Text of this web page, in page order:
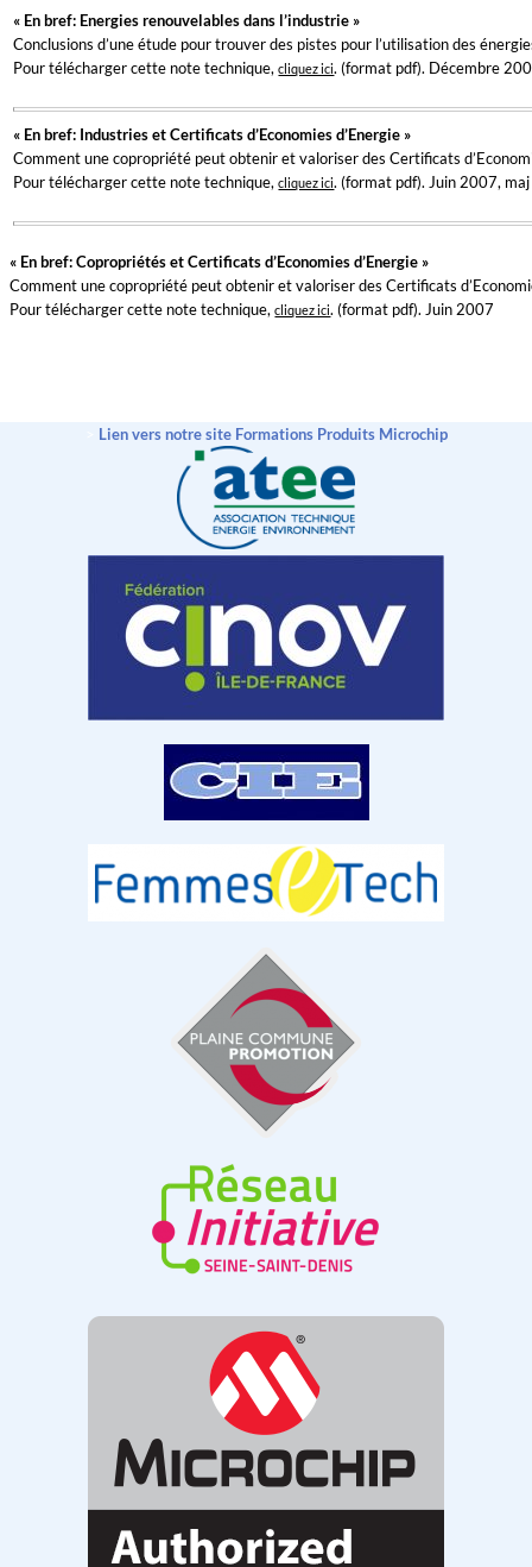
« En bref: Energies renouvelables dans l’industrie »
Conclusions d’une étude pour trouver des pistes pour l’utilisation des
Pour télécharger cette note technique,cliquez ici. (format pdf). Décembre
« En bref: Industries et Certificats d’Economies d’Energie »
Comment une copropriété peut obtenir et valoriser des Certificats
Pour télécharger cette note technique,cliquez ici. (format pdf). Juin 2007,
« En bref: Copropriétés et Certificats d’Economies d’Energie »
Comment une copropriété peut obtenir et valoriser des Certificats
Pour télécharger cette note technique,cliquez ici. (format pdf). Juin 2007
Lien vers notre site Formations Produits Microchip